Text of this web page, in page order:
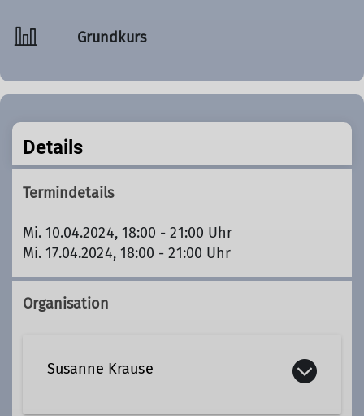
Grundkurs
Details
Termindetails
Mi. 10.04.2024, 18:00 - 21:00 Uhr
Mi. 17.04.2024, 18:00 - 21:00 Uhr
Organisation
Susanne Krause